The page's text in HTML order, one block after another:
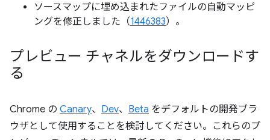
ソースマップに埋め込まれたファイルの自動マッピ
ングを修正しました（1446383）。
プレビュー チャネルをダウンロードす
る
Chrome の Canary、 Dev、 Beta をデフォルトの開発ブラ
ウザとして使用することを検討してください。これらのプ